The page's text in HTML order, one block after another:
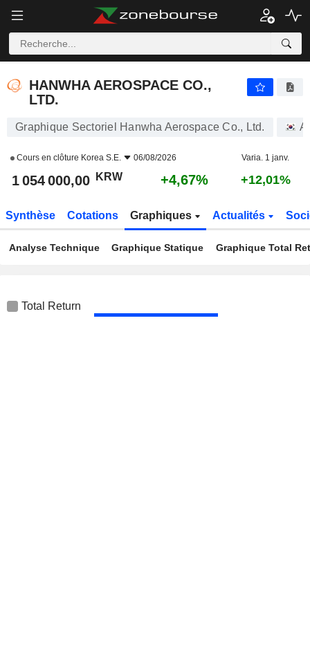
HANWHA AEROSPACE CO.,
LTD.
Graphique Sectoriel Hanwha Aerospace Co., Ltd.
Cours en clôture Korea S.E. 06/08/2026 Varia. 1 janv.
1 054 000,00 KRW +4,67% +12,01%
Synthèse Cotations Graphiques Actualités
Analyse Technique Graphique Statique Graphique Total
Total Return